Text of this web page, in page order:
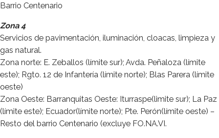
Barrio Centenario
Zona 4
Servicios de pavimentación, iluminación, cloacas, limpieza y
gas natural.
Zona norte: E. Zeballos (límite sur); Avda. Peñaloza (límite
este); Rgto. 12 de Infantería (límite norte); Blas Parera (límite
oeste)
Zona Oeste: Barranquitas Oeste: Iturraspe(limite sur); La Paz
(límite este); Ecuador(límite norte); Pte. Perón(límite oeste) –
Resto del barrio Centenario (excluye FO.NA.VI.